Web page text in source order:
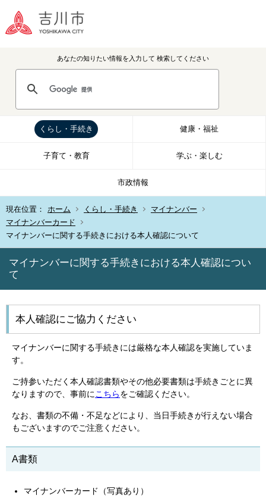
あなたの知りたい情報を入力して 検索してください
くらし・手続き 健康・福祉
子育て・教育 学ぶ・楽しむ
市政情報
現在位置： ホーム くらし・手続き
マイナンバー
マイナンバーカード
マイナンバーに関する手続きにおける本人確認について
マイナンバーに関する手続きにおける本人確認につい
て
本人確認にご協力ください
マイナンバーに関する手続きには厳格な本人確認を実施していま
す。
ご持参いただく本人確認書類やその他必要書類は手続きごとに異
なりますので、事前に こちらをご確認ください。
なお、書類の不備・不足などにより、当日手続きが行えない場合
もございますのでご注意ください。
A書類
マイナンバーカード（写真あり）